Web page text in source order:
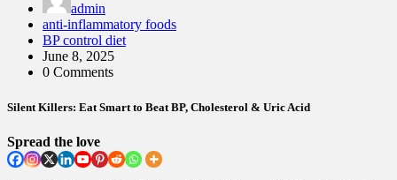
admin
anti-inflammatory foods
BP control diet
June 8, 2025
0 Comments
Silent Killers: Eat Smart to Beat BP, Cholesterol & Uric Acid
Spread the love